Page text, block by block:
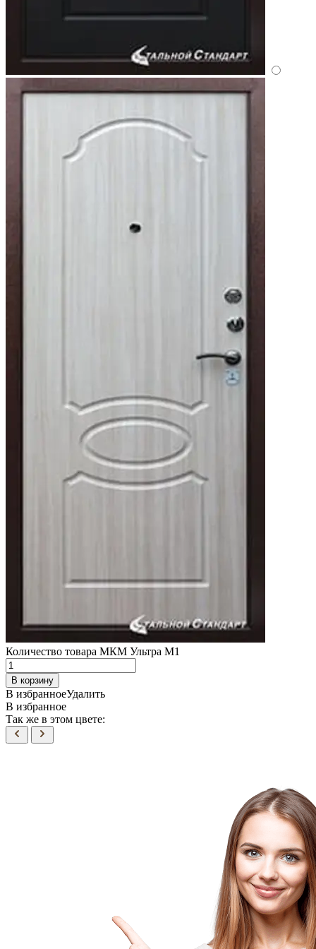
Количество товара МКМ Ультра М1
В корзину
В избранноеУдалить
В избранное
Так же в этом цвете: